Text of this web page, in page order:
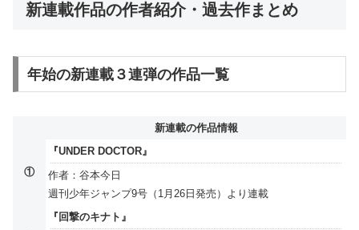
新連載作品の作者紹介・過去作まとめ
年始の新連載３連弾の作品一覧
新連載の作品情報
①
『UNDER DOCTOR』
作者：谷本今日
週刊少年ジャンプ9号（1月26日発売）より連載
『回撃のキナト』